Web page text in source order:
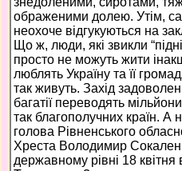
ображеними долею. Утім,
неохоче відгукуються на
Що ж, люди, які звикли
просто не можуть жити
люблять Україну та її
так живуть. Захід
багатії переводять
так благополучних країн. А
голова Рівненського
Хреста Володимир
державному рівні 18 квітня